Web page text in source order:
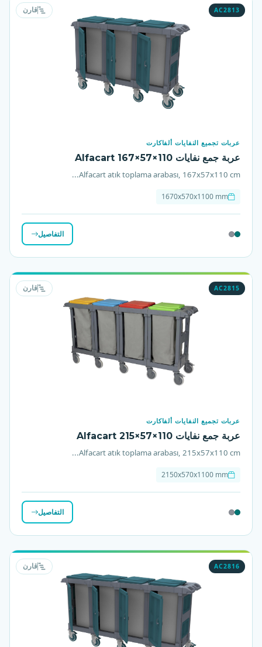
AC2813 قارن
عربات تجميع النفايات ألفاكارت
عربة جمع نفايات Alfacart 167×57×110
Alfacart atık toplama arabası, 167x57x110 cm...
1670x570x1100 mm
التفاصيل
AC2815 قارن
عربات تجميع النفايات ألفاكارت
عربة جمع نفايات Alfacart 215×57×110
Alfacart atık toplama arabası, 215x57x110 cm...
2150x570x1100 mm
التفاصيل
AC2816 قارن